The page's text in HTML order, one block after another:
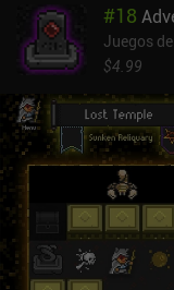
#18
Juegos
$4.99